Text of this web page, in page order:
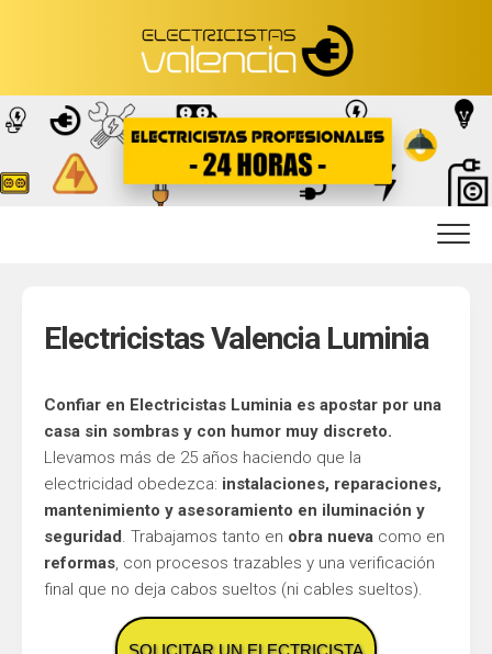
Electricistas Valencia Luminia
Confiar en Electricistas Luminia es apostar por una
casa sin sombras y con humor muy discreto.
Llevamos más de 25 años haciendo que la
electricidad obedezca: instalaciones, reparaciones,
mantenimiento y asesoramiento en iluminación y
seguridad. Trabajamos tanto en obra nueva como en
reformas, con procesos trazables y una verificación
final que no deja cabos sueltos (ni cables sueltos).